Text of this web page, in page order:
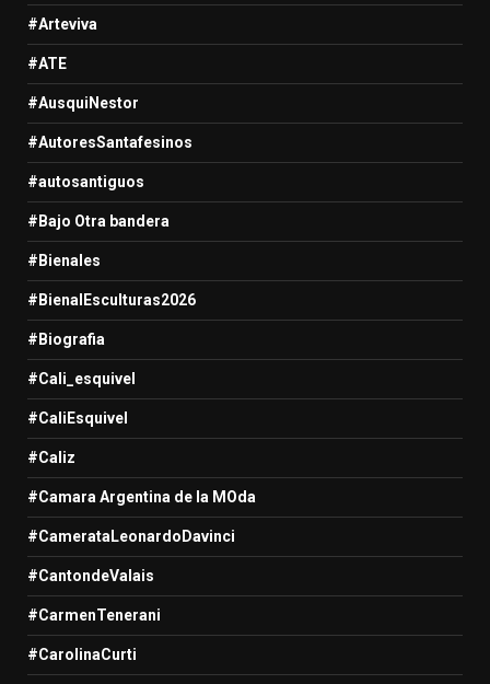
#Arteviva
#ATE
#AusquiNestor
#AutoresSantafesinos
#autosantiguos
#Bajo Otra bandera
#Bienales
#BienalEsculturas2026
#Biografia
#Cali_esquivel
#CaliEsquivel
#Caliz
#Camara Argentina de la MOda
#CamerataLeonardoDavinci
#CantondeValais
#CarmenTenerani
#CarolinaCurti